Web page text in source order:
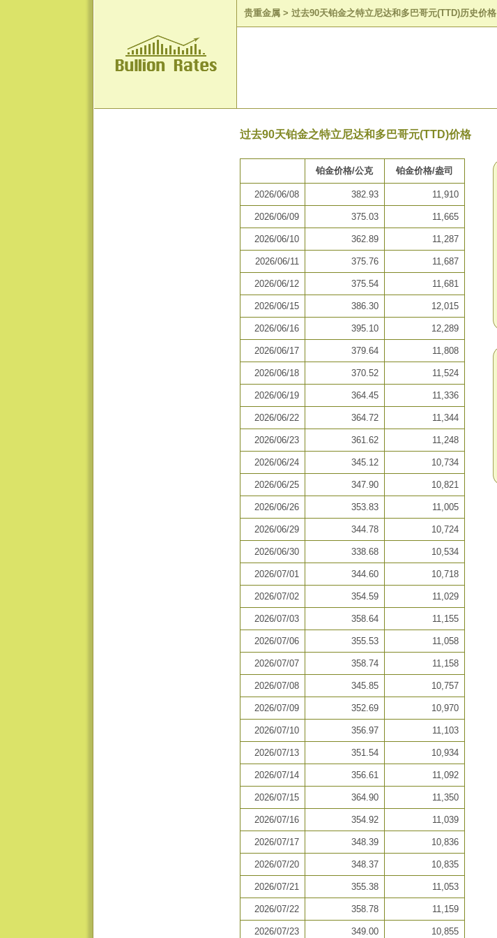
贵重金属 > 过去90天铂金之特立尼达和多巴哥元(TTD)历史价格
过去90天铂金之特立尼达和多巴哥元(TTD)价格
铂金价格/公克 铂金价格/盎司
2026/06/08 382.93 11,910
2026/06/09 375.03 11,665
2026/06/10 362.89 11,287
2026/06/11 375.76 11,687
2026/06/12 375.54 11,681
2026/06/15 386.30 12,015
2026/06/16 395.10 12,289
2026/06/17 379.64 11,808
2026/06/18 370.52 11,524
2026/06/19 364.45 11,336
2026/06/22 364.72 11,344
2026/06/23 361.62 11,248
2026/06/24 345.12 10,734
2026/06/25 347.90 10,821
2026/06/26 353.83 11,005
2026/06/29 344.78 10,724
2026/06/30 338.68 10,534
2026/07/01 344.60 10,718
2026/07/02 354.59 11,029
2026/07/03 358.64 11,155
2026/07/06 355.53 11,058
2026/07/07 358.74 11,158
2026/07/08 345.85 10,757
2026/07/09 352.69 10,970
2026/07/10 356.97 11,103
2026/07/13 351.54 10,934
2026/07/14 356.61 11,092
2026/07/15 364.90 11,350
2026/07/16 354.92 11,039
2026/07/17 348.39 10,836
2026/07/20 348.37 10,835
2026/07/21 355.38 11,053
2026/07/22 358.78 11,159
2026/07/23 349.00 10,855